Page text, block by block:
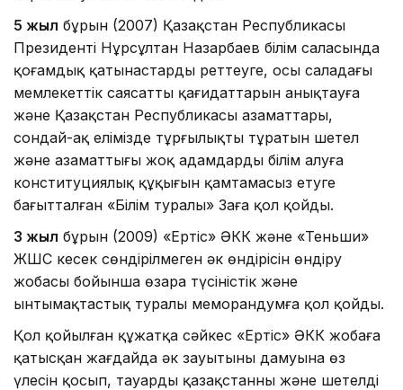
5 жыл бұрын (2007) Қазақстан Республикасы
Президенті Нұрсұлтан Назарбаев білім саласында
қоғамдық қатынастарды реттеуге, осы саладағы
мемлекеттік саясаттың қағидаттарын анықтауға
және Қазақстан Республикасы азаматтары,
сондай-ақ елімізде тұрғылықты тұратын шетел
және азаматтығы жоқ адамдардың білім алуға
конституциялық құқығын қамтамасыз етуге
бағытталған «Білім туралы» Заңға қол қойды.
3 жыл бұрын (2009) «Ертіс» ӘКК және «Теньши»
ЖШС кесек сөндірілмеген әк өндірісін өндіру
жобасы бойынша өзара түсіністік және
ынтымақтастық туралы меморандумға қол қойды.
Қол қойылған құжатқа сәйкес «Ертіс» ӘКК жобаға
қатысқан жағдайда әк зауытының дамуына өз
үлесін қосып, тауарды қазақстанның және шетелдің